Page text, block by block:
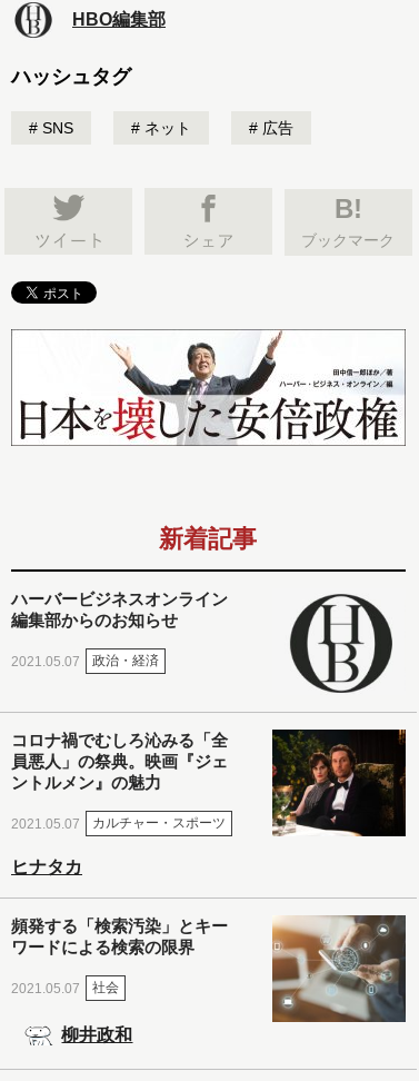
HBO編集部
ハッシュタグ
SNS ネット 広告
B!
ブックマーク
新着記事
ハーバービジネスオンライン
編集部からのお知らせ
2021.05.07 政治・経済
コロナ禍でむしろ沁みる「全
員悪人」の祭典。映画『ジェ
ントルメン』の魅力
2021.05.07 カルチャー・スポーツ
ヒナタカ
頻発する「検索汚染」とキー
ワードによる検索の限界
2021.05.07 社会
柳井政和